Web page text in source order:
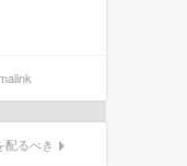
配るべき